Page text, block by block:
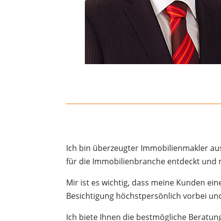
Ich bin überzeugter Immobilienmakler
für die Immobilienbranche entdeckt
Mir ist es wichtig, dass meine Kunden
Besichtigung höchstpersönlich vorbei
Ich biete Ihnen die bestmögliche